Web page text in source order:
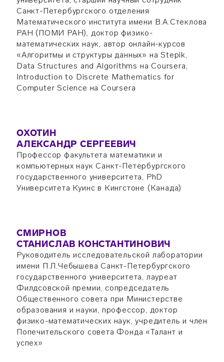
Санкт-Петербургского отделения
Математического института имени В.А.Стеклова
РАН (ПОМИ РАН), доктор физико-
математических наук, автор онлайн-курсов
«Алгоритмы и структуры данных» на Stepik,
Data Structures and Algorithms на Coursera,
Introduction to Discrete Mathematics for
Computer Science на Coursera
ОХОТИН
АЛЕКСАНДР СЕРГЕЕВИЧ
Профессор факультета математики и
компьютерных наук Санкт-Петербургского
государственного университета, PhD
Университета Куинс в Кингстоне (Канада)
СМИРНОВ
СТАНИСЛАВ КОНСТАНТИНОВИЧ
Руководитель исследовательской лаборатории
имени П.Л.Чебышева Санкт-Петербургского
государственного университета, лауреат
Филдсовской премии, сопредседатель
Общественного совета при Министерстве
образования и науки, профессор, доктор
физико-математических наук, учредитель и член
Попечительского совета Фонда «Талант и
успех»